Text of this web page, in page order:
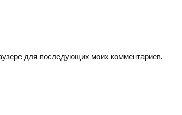
для последующих моих комментариев.